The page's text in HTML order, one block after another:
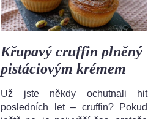
Křupavý cruffin plněný
pistáciovým krémem
Už jste někdy ochutnali hit
posledních let – cruffin? Pokud